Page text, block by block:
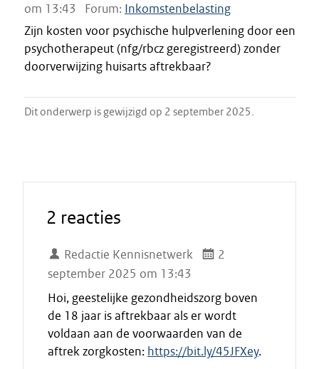
om 13:43
Forum: Inkomstenbelasting
Zijn kosten voor psychische hulpverlening door een
psychotherapeut (nfg/rbcz geregistreerd) zonder
doorverwijzing huisarts aftrekbaar?
Dit onderwerp is gewijzigd op 2 september 2025.
2 reacties
Redactie Kennisnetwerk
2
september 2025 om 13:43
Hoi, geestelijke gezondheidszorg boven
de 18 jaar is aftrekbaar als er wordt
voldaan aan de voorwaarden van de
aftrek zorgkosten: https://bit.ly/45JFXey.